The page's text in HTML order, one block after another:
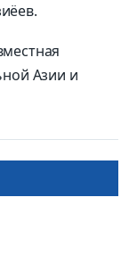
Азии и